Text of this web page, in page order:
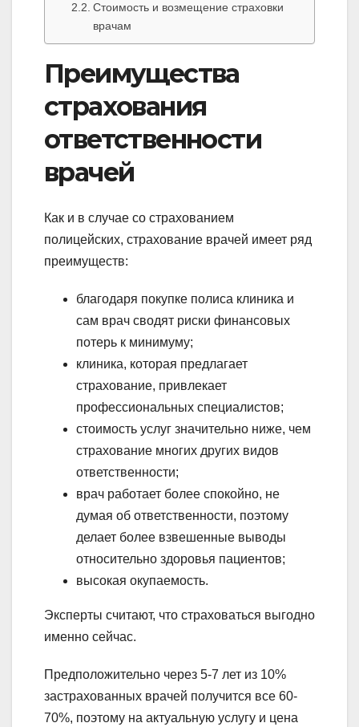
Стоимость и возмещение страховки
врачам
Преимущества
страхования
ответственности
врачей
Как и в случае со страхованием
полицейских, страхование врачей имеет ряд
преимуществ:
благодаря покупке полиса клиника и
сам врач сводят риски финансовых
потерь к минимуму;
клиника, которая предлагает
страхование, привлекает
профессиональных специалистов;
стоимость услуг значительно ниже, чем
страхование многих других видов
ответственности;
врач работает более спокойно, не
думая об ответственности, поэтому
делает более взвешенные выводы
относительно здоровья пациентов;
высокая окупаемость.
Эксперты считают, что страховаться выгодно
именно сейчас.
Предположительно через 5-7 лет из 10%
застрахованных врачей получится все 60-
70%, поэтому на актуальную услугу и цена